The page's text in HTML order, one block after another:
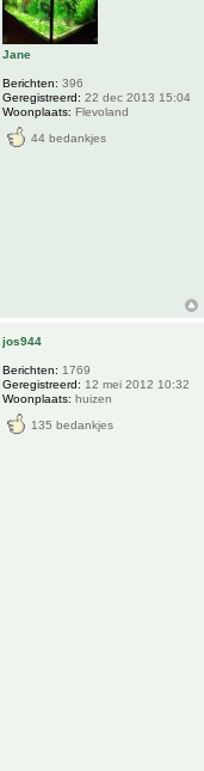
Jane
Berichten: 396
Geregistreerd: 22 dec 2013 15:04
Woonplaats: Flevoland
44 bedankjes
jos944
Berichten: 1769
Geregistreerd: 12 mei 2012 10:32
Woonplaats: huizen
135 bedankjes